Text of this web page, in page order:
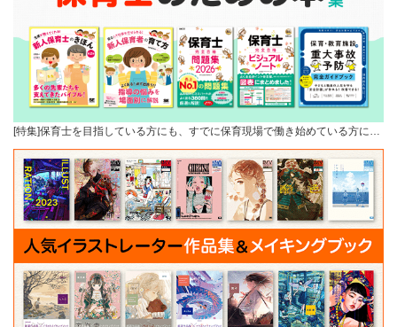
[特集]保育士を目指している方にも、すでに保育現場で働き始めている方に…